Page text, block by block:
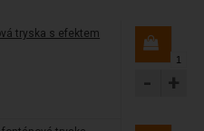
tryska s efektem
- +